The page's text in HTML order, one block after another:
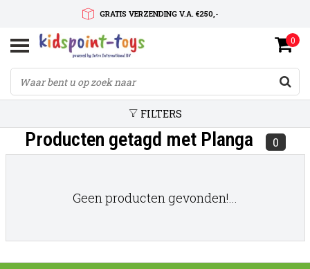
GRATIS VERZENDING V.A. €250,-
SNELLE LEVERTIJD
SERVICE OP MAAT
0
FILTERS
Producten getagd met Planga 0
Geen producten gevonden!...